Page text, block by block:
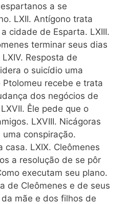
a se
LXII. Antígono trata
cidade de Esparta. LXIII.
terminar seus dias
Resposta de
o suicídio uma
Ptolomeu recebe e trata
dos negócios de
Êle pede que o
LXVIII. Nicágoras
conspiração.
casa. LXIX. Cleômenes
a resolução de se pôr
executam seu plano.
de Cleômenes e de seus
mãe e dos filhos de